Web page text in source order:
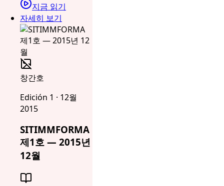
지금 읽기
자세히 보기
창간호
Edición 1 · 12월
2015
SITIMMFORMA
제1호 — 2015년
12월